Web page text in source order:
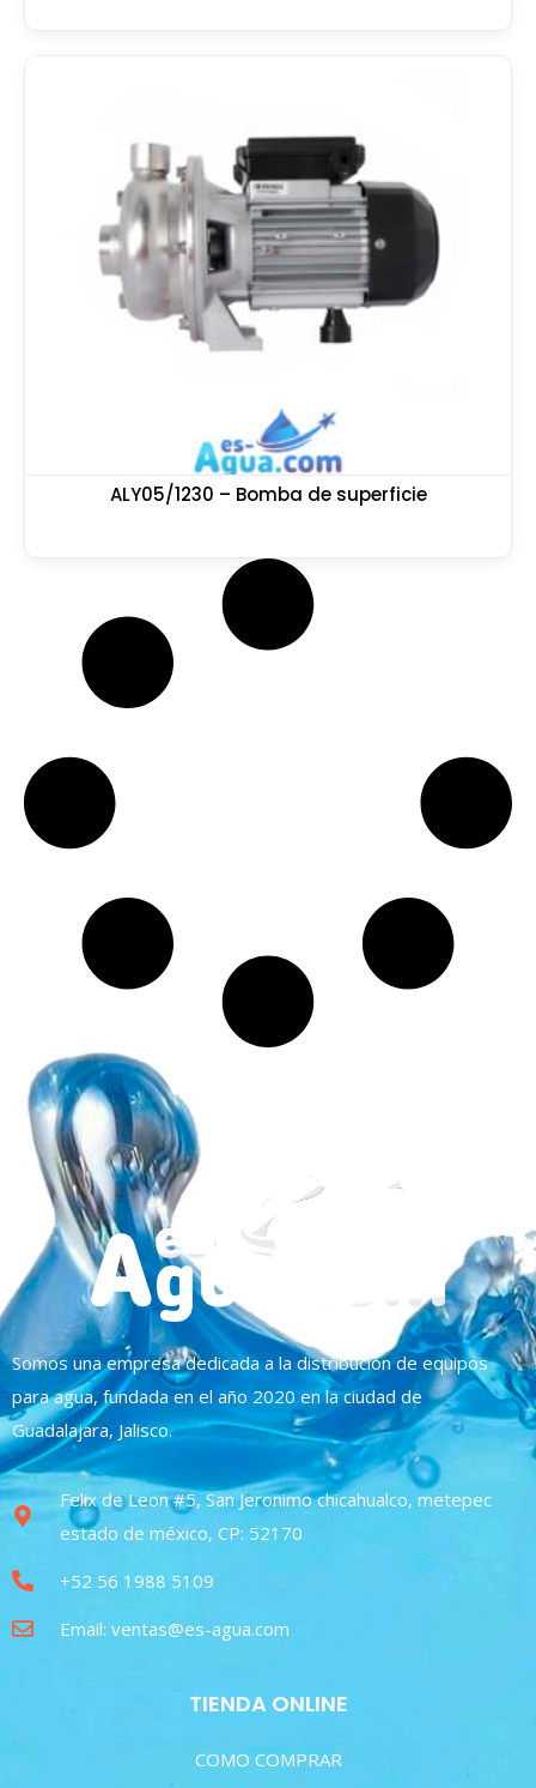
ALY05/1230 – Bomba de superficie
Somos una empresa dedicada a la distribución de equipos
para agua, fundada en el año 2020 en la ciudad de
Guadalajara, Jalisco.
Felix de Leon #5, San Jeronimo chicahualco, metepec
estado de méxico, CP: 52170
+52 56 1988 5109
Email: ventas@es-agua.com
TIENDA ONLINE
COMO COMPRAR